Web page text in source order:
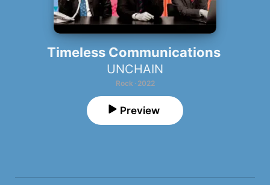
Timeless Communications
UNCHAIN
Rock · 2022
Preview